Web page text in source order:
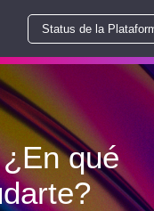
Status de la
qué